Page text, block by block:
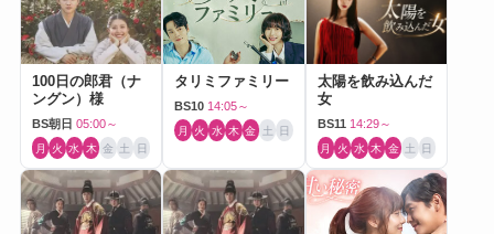
100日の郎君（ナ
ングン）様
BS朝日 05:00～
月 火 水 木 金 土 日
タリミファミリー
BS10 14:05～
月 火 水 木 金 土 日
太陽を飲み込んだ
女
BS11 14:29～
月 火 水 木 金 土 日